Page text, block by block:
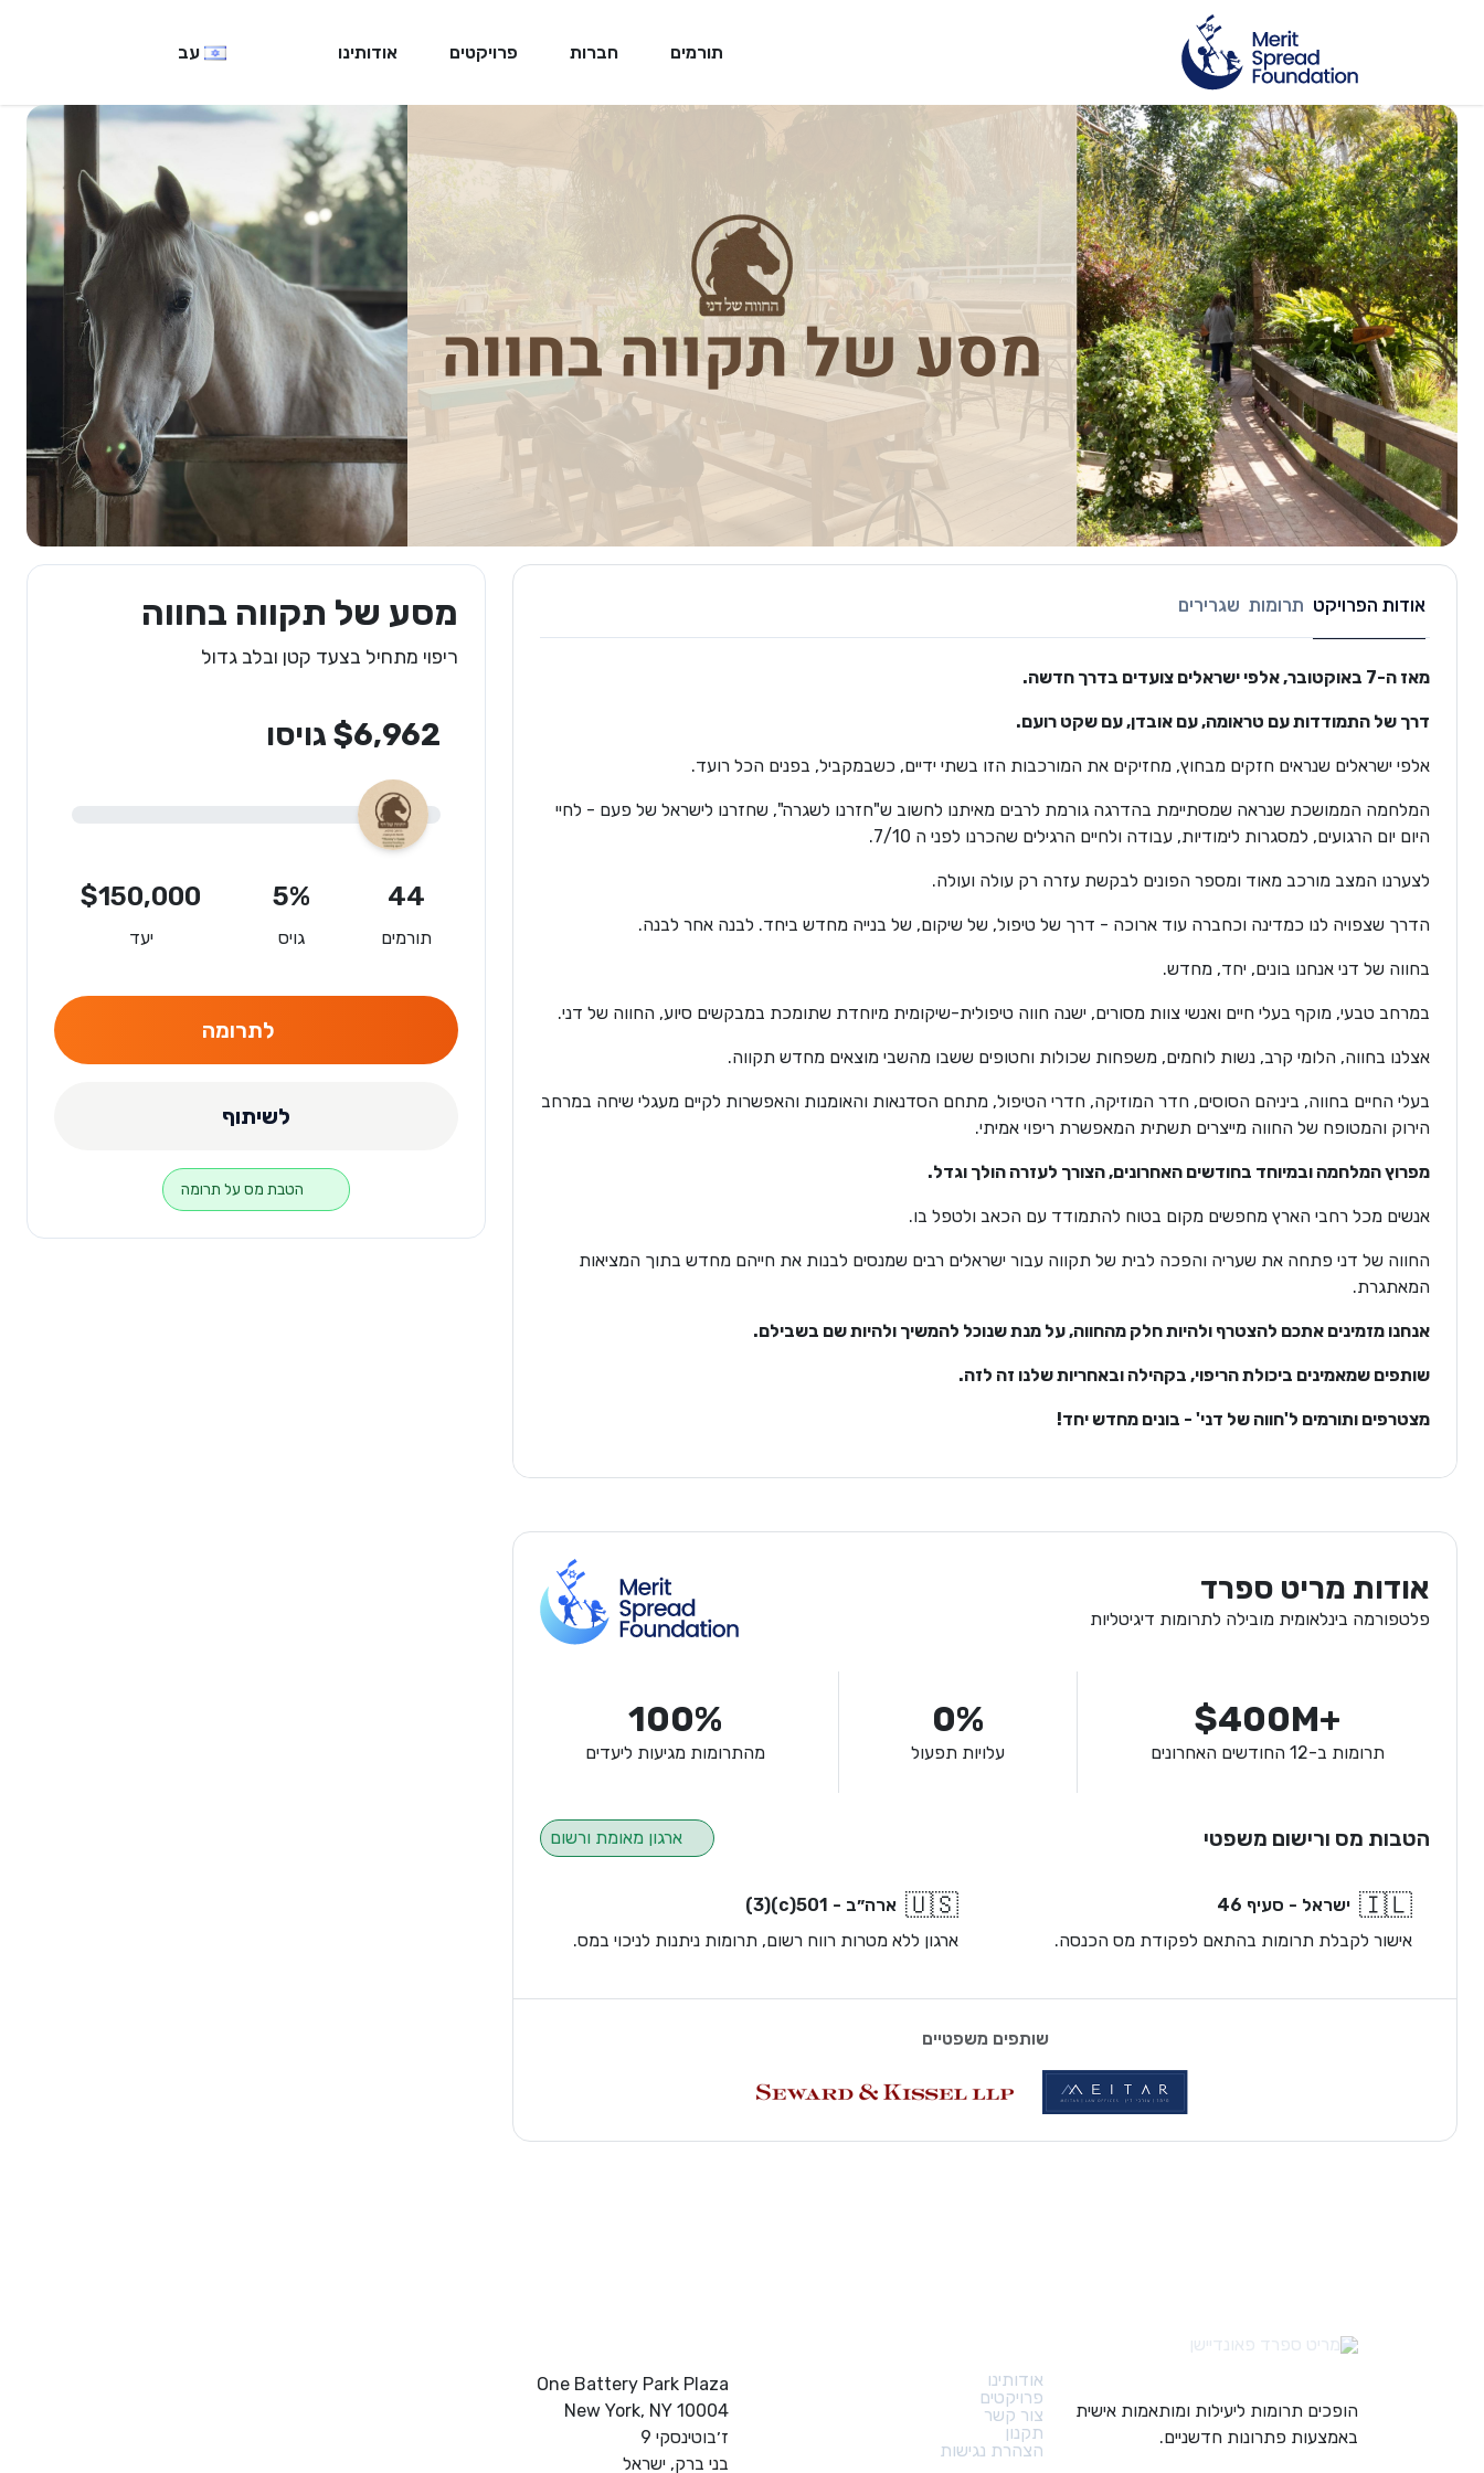
תורמים חברות פרויקטים אודותינו עב
מסע של תקווה בחווה
ריפוי מתחיל בצעד קטן ובלב גדול
$6,962 גויסו
44
תורמים
5%
גויס
$150,000
יעד
לתרומה
לשיתוף
הטבת מס על תרומה
אודות הפרויקט תרומות שגרירים
מאז ה-7 באוקטובר, אלפי ישראלים צועדים בדרך חדשה.
דרך של התמודדות עם טראומה, עם אובדן, עם שקט רועם.
אלפי ישראלים שנראים חזקים מבחוץ, מחזיקים את המורכבות הזו בשתי ידיים, כשבמקביל, בפנים הכל רועד.
המלחמה הממושכת שנראה שמסתיימת בהדרגה גורמת לרבים מאיתנו לחשוב ש"חזרנו לשגרה", שחזרנו לישראל של פעם - לחיי
היום יום הרגועים, למסגרות לימודיות, עבודה ולחיים הרגילים שהכרנו לפני ה 7/10.
לצערנו המצב מורכב מאוד ומספר הפונים לבקשת עזרה רק עולה ועולה.
הדרך שצפויה לנו כמדינה וכחברה עוד ארוכה - דרך של טיפול, של שיקום, של בנייה מחדש ביחד. לבנה אחר לבנה.
בחווה של דני אנחנו בונים, יחד, מחדש.
במרחב טבעי, מוקף בעלי חיים ואנשי צוות מסורים, ישנה חווה טיפולית-שיקומית מיוחדת שתומכת במבקשים סיוע, החווה של דני.
אצלנו בחווה, הלומי קרב, נשות לוחמים, משפחות שכולות וחטופים ששבו מהשבי מוצאים מחדש תקווה.
בעלי החיים בחווה, ביניהם הסוסים, חדר המוזיקה, חדרי הטיפול, מתחם הסדנאות והאומנות והאפשרות לקיים מעגלי שיחה במרחב
הירוק והמטופח של החווה מייצרים תשתית המאפשרת ריפוי אמיתי.
מפרוץ המלחמה ובמיוחד בחודשים האחרונים, הצורך לעזרה הולך וגדל.
אנשים מכל רחבי הארץ מחפשים מקום בטוח להתמודד עם הכאב ולטפל בו.
החווה של דני פתחה את שעריה והפכה לבית של תקווה עבור ישראלים רבים שמנסים לבנות את חייהם מחדש בתוך המציאות
המאתגרת.
אנחנו מזמינים אתכם להצטרף ולהיות חלק מהחווה, על מנת שנוכל להמשיך ולהיות שם בשבילם.
שותפים שמאמינים ביכולת הריפוי, בקהילה ובאחריות שלנו זה לזה.
מצטרפים ותורמים ל'חווה של דני' - בונים מחדש יחד!
אודות מריט ספרד
פלטפורמה בינלאומית מובילה לתרומות דיגיטליות
$400M+
תרומות ב-12 החודשים האחרונים
0%
עלויות תפעול
100%
מהתרומות מגיעות ליעדים
הטבות מס ורישום משפטי ארגון מאומת ורשום
🇮🇱 ישראל - סעיף 46
אישור לקבלת תרומות בהתאם לפקודת מס הכנסה.
🇺🇸 ארה״ב - 501(c)(3)
ארגון ללא מטרות רווח רשום, תרומות ניתנות לניכוי במס.
שותפים משפטיים
הופכים תרומות ליעילות ומותאמות אישית
באמצעות פתרונות חדשניים.
אודותינו
פרויקטים
צור קשר
תקנון
הצהרת נגישות
One Battery Park Plaza
New York, NY 10004
ז׳בוטינסקי 9
בני ברק, ישראל